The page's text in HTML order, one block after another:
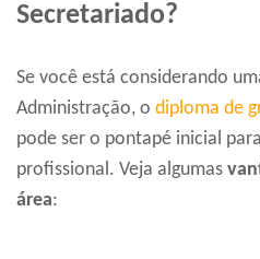
Secretariado?
Se você está considerando
Administração, o diploma de
pode ser o pontapé inicial
profissional. Veja algumas
área: